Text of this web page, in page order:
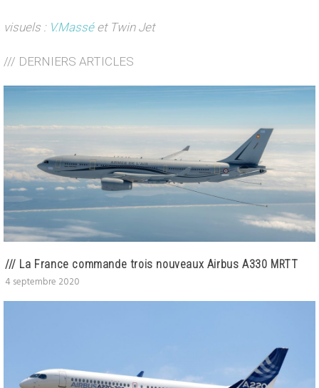
visuels : V.Masséet Twin Jet
/// DERNIERS ARTICLES
/// La France commande trois nouveaux Airbus A330 MRTT
4 septembre 2020